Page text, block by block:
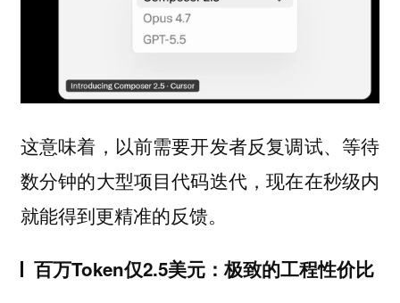
这意味着，以前需要开发者反复调试、等待
数分钟的大型项目代码迭代，现在在秒级内
就能得到更精准的反馈。
百万Token仅2.5美元：极致的工程性价比